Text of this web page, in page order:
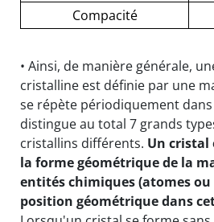
Compacité
• Ainsi, de manière générale,
cristalline est définie par une
se répète périodiquement dans
distingue au total 7 grands
cristallins différents. Un cristal
la forme géométrique de la
entités chimiques (atomes
position géométrique dans